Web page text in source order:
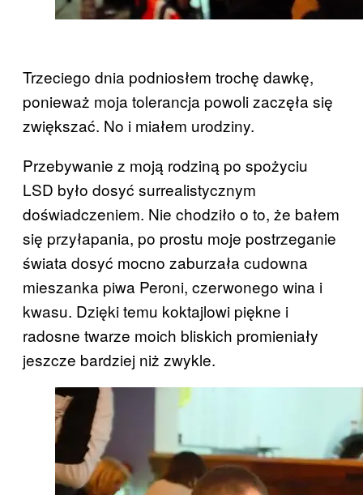
Trzeciego dnia podniosłem trochę dawkę,
ponieważ moja tolerancja powoli zaczęła się
zwiększać. No i miałem urodziny.
Przebywanie z moją rodziną po spożyciu
LSD było dosyć surrealistycznym
doświadczeniem. Nie chodziło o to, że bałem
się przyłapania, po prostu moje postrzeganie
świata dosyć mocno zaburzała cudowna
mieszanka piwa Peroni, czerwonego wina i
kwasu. Dzięki temu koktajlowi piękne i
radosne twarze moich bliskich promieniały
jeszcze bardziej niż zwykle.